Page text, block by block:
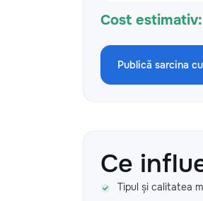
Cost estimativ:
Publică sarcina
Ce
Tipul și calitatea